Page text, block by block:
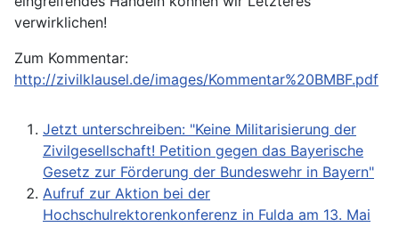
verwirklichen!
Zum Kommentar:
http://zivilklausel.de/images/Kommentar%20BMBF.pdf
Jetzt unterschreiben: "Keine Militarisierung der
Zivilgesellschaft! Petition gegen das Bayerische
Gesetz zur Förderung der Bundeswehr in Bayern"
Aufruf zur Aktion bei der
Hochschulrektorenkonferenz in Fulda am 13. Mai